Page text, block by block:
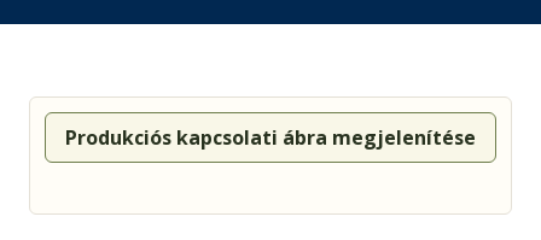
Produkciós kapcsolati ábra megjelenítése